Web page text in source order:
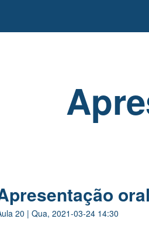
oral
20 | Qua, 2021-03-24 14:30